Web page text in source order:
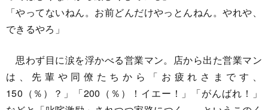
「やってないねん。お前どんだけやっとんねん。やれや、
できるやろ」
思わず目に涙を浮かべる営業マン。店から出た営業マン
は、先輩や同僚たちから「お疲れさまです、
150（％）？」「200（％）！イエー！」「がんばれ！」